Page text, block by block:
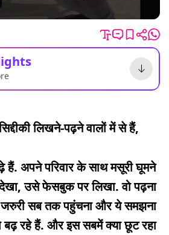
लिखने-पढ़ने वालों में से हैं,
हैं. अपने परिवार के साथ मसूरी घूमने
उसे फेसबुक पर लिखा. वो पढ़ना
जरुरी सब तक पहुंचना और ये समझना
रहे हैं. और इस सबमें क्या छूट रहा